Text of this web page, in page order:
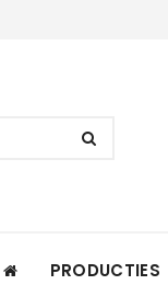
PRODUCTIES